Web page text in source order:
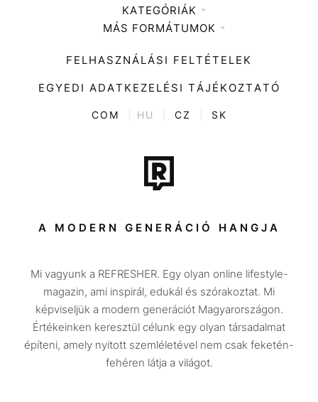
Médiaajánlat
KATEGÓRIÁK
Zene
Divat
Kultúra
ENTR
Tech-Tudomány
Sport
Társadalom
Utazás
Életmód
Design
Beszélgetések
MÁS FORMÁTUMOK
FELHASZNÁLÁSI FELTÉTELEK
EGYEDI ADATKEZELÉSI TÁJÉKOZTATÓ
COM HU CZ SK
A MODERN GENERÁCIÓ HANGJA
Mi vagyunk a REFRESHER. Egy olyan online lifestyle-
magazin, ami inspirál, edukál és szórakoztat. Mi
képviseljük a modern generációt Magyarországon.
Értékeinken keresztül célunk egy olyan társadalmat
építeni, amely nyitott szemléletével nem csak feketén-
fehéren látja a világot.